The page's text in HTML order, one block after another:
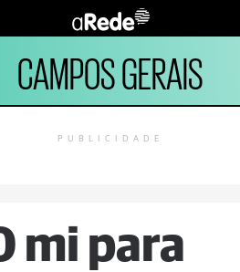
CAMPOS GERAIS
PUBLICIDADE
mi para